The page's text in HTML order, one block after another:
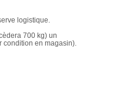
logistique.
700 kg) un
en magasin).